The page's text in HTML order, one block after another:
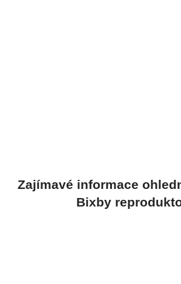
Zajímavé informace
Bixby